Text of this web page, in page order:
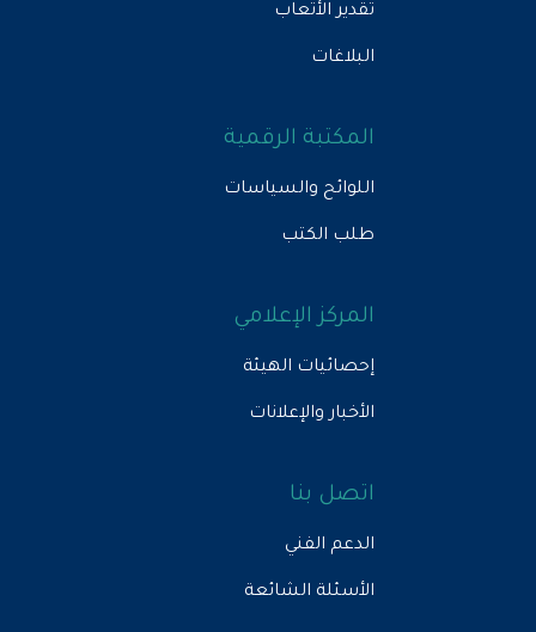
تقدير الأتعاب
البلاغات
المكتبة الرقمية
اللوائح والسياسات
طلب الكتب
المركز الإعلامي
إحصائيات الهيئة
الأخبار والإعلانات
اتصل بنا
الدعم الفني
الأسئلة الشائعة